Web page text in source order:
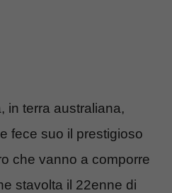
in terra australiana,
fece suo il prestigioso
che vanno a comporre
stavolta il 22enne di